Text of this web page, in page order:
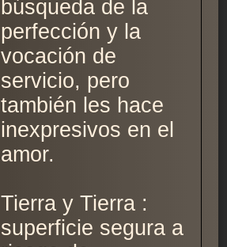
búsqueda de la
perfección y la
vocación de
servicio, pero
también les hace
inexpresivos en el
amor.
Tierra y Tierra :
superficie segura a